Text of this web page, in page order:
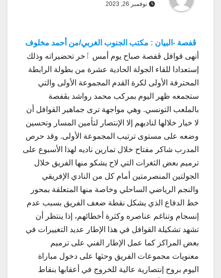
نوفمبر 26, 2023
ڨفصة -البيان : مكتب الجنوب الغربي/من أحمد مخلوف
أنهى قوافل ڨفصة صباح يوم أمس ٱخر تحضيراته وذلك
إستعدادا للقاء الجولة الحادية عشرة من بطولة الرابطة
المحترفة الأولى لكرة القدم المجموعة الأولى والتي
ستجمعه ظهر اليوم بمركب محمد رواشد بڨفصة
بالملعب التونسي. وهي مواجهة ترى جماهير القوافل أن
لا خيار خلالها لناديهم إلا الإنتصار لتأمين المسار وتحسين
وضعه على مستوى ترتيب المجموعة الأولى. وقد حرص
المدرب شاكر مفتاح خلال تمارين ناديه لهذا الأسبوع على
ترميم بعض الثغرات التي لاح يشكو منها الفريق خلال
الجولتين المنصرمتين أمام كل من النادي الإفريقي
والنجم الرياضي الساحلي وخاصة منها المتعلقة بمحور
خط الدفاع الذي يشكل نقطة ضعف الفريق بسبب عدم
إنسجام وتناغم عناصره وكثرة أخطائهم، إذا ينتظر أن
تشهد تشكيلة القوافل في هذا الإطار عديد التغييرات في
بعض المراكز كما عمل الإطار الفني على ترميم
معنويات مجموعات الفريق وحثها على دخول مباراة
اليوم بروح إنتصارية عالية للخروج في أعقابها بنقاط